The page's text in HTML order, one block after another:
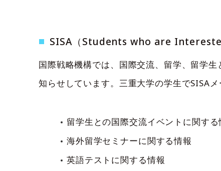
SISA（Students who are
国際戦略機構では、国際交流、留学、留学
知らせしています。三重大学の学生でSISA
留学生との国際交流イベントに関する
海外留学セミナーに関する情報
英語テストに関する情報